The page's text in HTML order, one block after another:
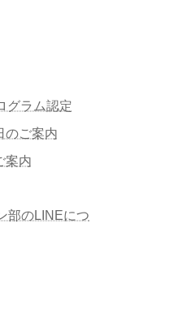
グラム認定
のご案内
案内
部のLINEにつ